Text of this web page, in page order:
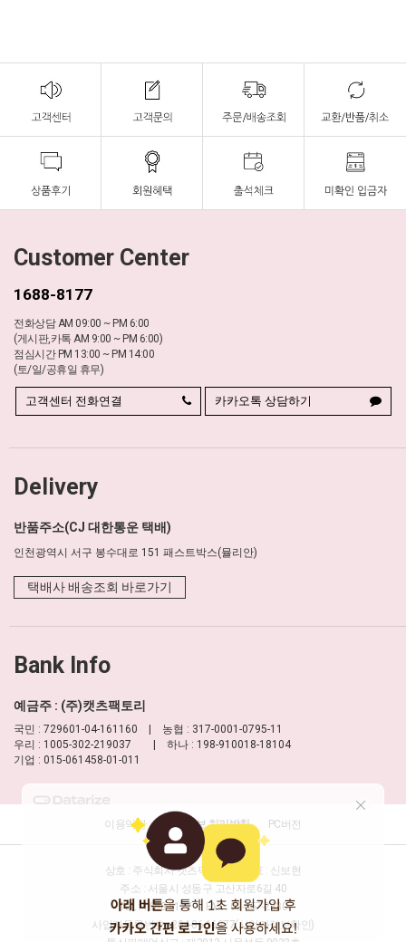
Customer Center
1688-8177
전화상담 AM 09:00 ~ PM 6:00
(게시판,카톡 AM 9:00 ~ PM 6:00)
점심시간 PM 13:00 ~ PM 14:00
(토/일/공휴일 휴무)
고객센터 전화연결 카카오톡 상담하기
Delivery
반품주소(CJ 대한통운 택배)
인천광역시 서구 봉수대로 151 패스트박스(뮬리안)
택배사 배송조회 바로가기
Bank Info
예금주 : (주)캣츠팩토리
국민 : 729601-04-161160 | 농협 : 317-0001-0795-11
우리 : 1005-302-219037 | 하나 : 198-910018-18104
기업 : 015-061458-01-011
이용약관 개인정보 처리방침 PC버전
상호 : 주식회사 캣츠팩토리
대표 : 신보현
주소 : 서울시 성동구 고산자로6길 40
TEL : 1688-8177
FAX : 02-457-2330
사업자등록번호 : 204-86-16277(사업자정보확인)